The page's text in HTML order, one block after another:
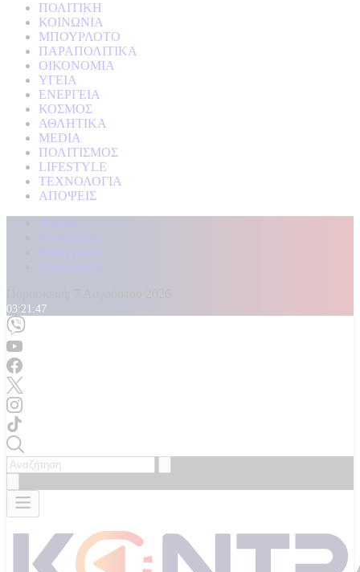
ΠΟΛΙΤΙΚΗ
ΚΟΙΝΩΝΙΑ
ΜΠΟΥΡΛΟΤΟ
ΠΑΡΑΠΟΛΙΤΙΚΑ
ΟΙΚΟΝΟΜΙΑ
ΥΓΕΙΑ
ΕΝΕΡΓΕΙΑ
ΚΟΣΜΟΣ
ΑΘΛΗΤΙΚΑ
MEDIA
ΠΟΛΙΤΙΣΜΟΣ
LIFESTYLE
ΤΕΧΝΟΛΟΓΙΑ
ΑΠΟΨΕΙΣ
Αρχική
Kontra Live
Καταγγελίες
Επικοινωνία
03:21:49